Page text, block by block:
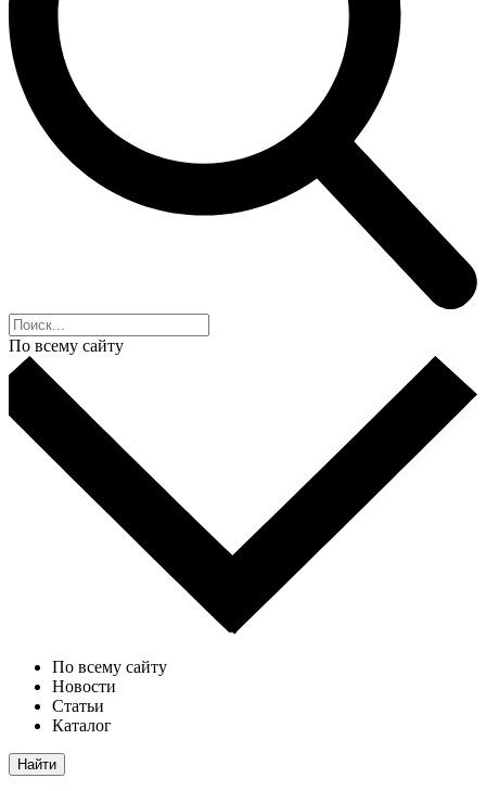
По всему сайту
По всему сайту
Новости
Статьи
Каталог
Найти